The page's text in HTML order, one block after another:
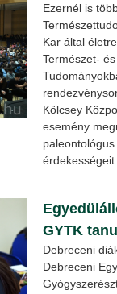
Ezernél is
Kar által
Természet-
Kölcsey
esemény
érdekességeit.
GYTK
Debreceni
Debreceni